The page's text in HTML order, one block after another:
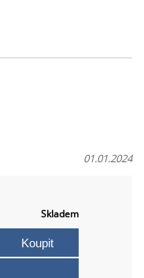
01.01.2024
Skladem
Koupit